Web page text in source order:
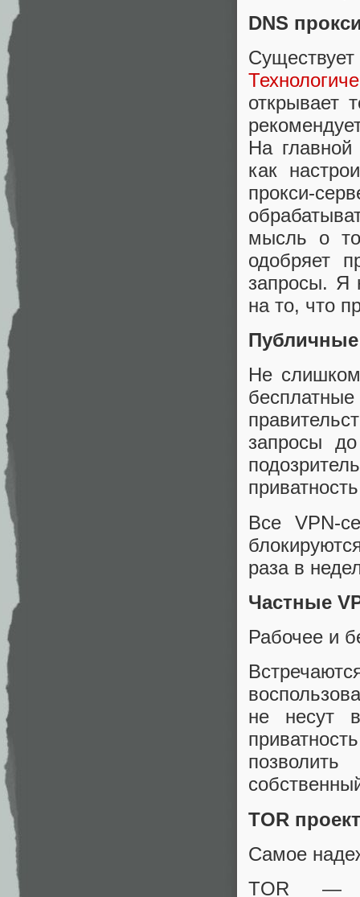
DNS
открывает
На
как
прокси-
мысль о
одобряет
запросы. Я
на то, что
Не
запросы
Все VPN-
раза в
Частные
Рабочее и
не несут
TOR проект
Самое
TOR —